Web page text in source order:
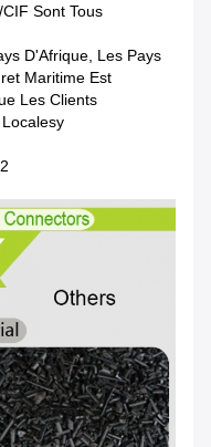
Sont Tous
D'Afrique, Les Pays
Maritime Est
Les Clients
Y